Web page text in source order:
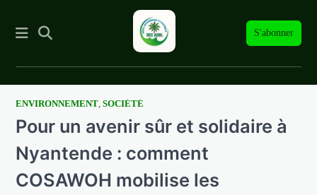
S'abonner
SkipENVIRONNEMENT,SOCIÉTÉ
Pour un avenir sûr et solidaire à
Nyantende : comment
COSAWOH mobilise les